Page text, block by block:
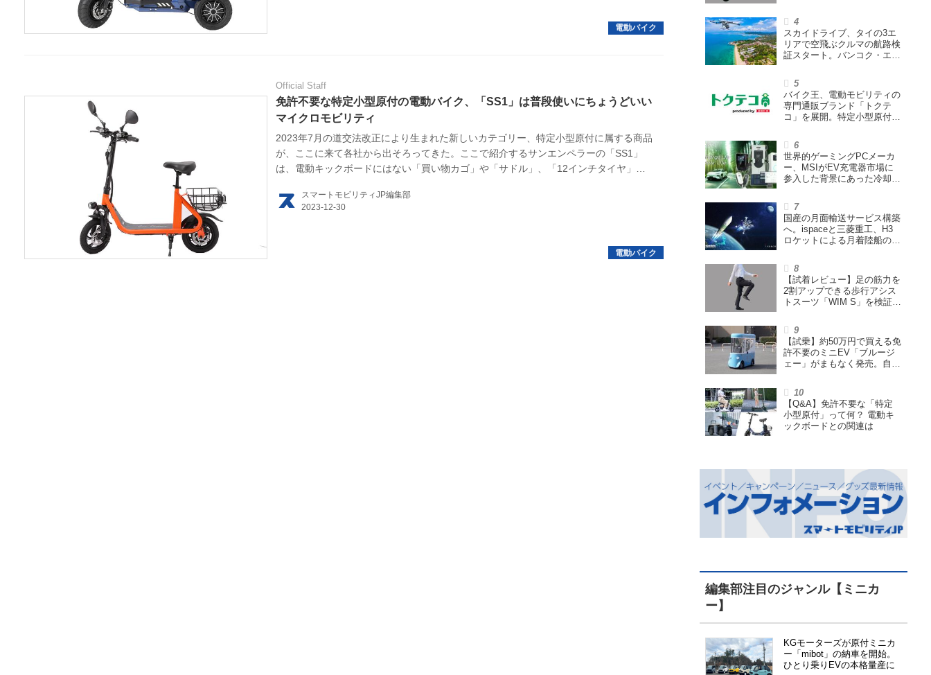
Official Staff
免許不要な特定小型原付の電動バイク、「SS1」は普段使いにちょうどいい
マイクロモビリティ
2023年7月の道交法改正により生まれた新しいカテゴリー、特定小型原付に属する商品
が、ここに来て各社から出そろってきた。ここで紹介するサンエンペラーの「SS1」
は、電動キックボードにはない「買い物カゴ」や「サドル」、「12インチタイヤ」が
スマートモビリティJP編集部
スカイドライブ、タイの3エ
リアで空飛ぶクルマの航路検
証スタート。バンコク・エア
指す
バイク王、電動モビリティの
専門通販ブランド「トクテ
コ」を展開。特定小型原付や
世界的ゲーミングPCメーカ
ー、MSIがEV充電器市場に
参入した背景にあった冷却技
回】
国産の月面輸送サービス構築
へ。ispaceと三菱重工、H3
ロケットによる月着陸船の打
結
【試着レビュー】足の筋力を
2割アップできる歩行アシス
トスーツ「WIM S」を検証。
も言われる理由を探る
【試乗】約50万円で買える免
許不要のミニEV「ブルージ
ェー」がまもなく発売。自転
展開
【Q&A】免許不要な「特定
小型原付」って何？ 電動キ
ックボードとの関連は
編集部注目のジャンル【ミニカ
ー】
KGモーターズが原付ミニカ
ー「mibot」の納車を開始。
ひとり乗りEVの本格量産に